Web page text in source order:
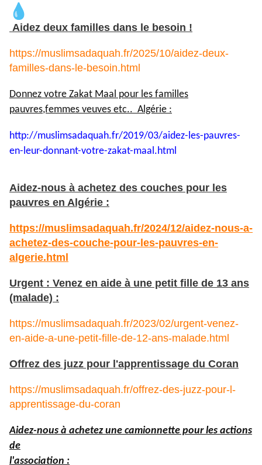
Aidez deux familles dans le besoin !
https://muslimsadaquah.fr/2025/10/aidez-deux-
familles-dans-le-besoin.html
Donnez votre Zakat Maal pour les familles
pauvres,femmes veuves etc.. Algérie :
http://muslimsadaquah.fr/2019/03/aidez-les-pauvres-
en-leur-donnant-votre-zakat-maal.html
Aidez-nous à achetez des couches pour les
pauvres en Algérie :
https://muslimsadaquah.fr/2024/12/aidez-nous-a-
achetez-des-couche-pour-les-pauvres-en-
algerie.html
Urgent : Venez en aide à une petit fille de 13 ans
(malade) :
https://muslimsadaquah.fr/2023/02/urgent-venez-
en-aide-a-une-petit-fille-de-12-ans-malade.html
Offrez des juzz pour l'apprentissage du Coran
https://muslimsadaquah.fr/offrez-des-juzz-pour-l-
apprentissage-du-coran
Aidez-nous à achetez une camionnette pour les actions
de
l'association :